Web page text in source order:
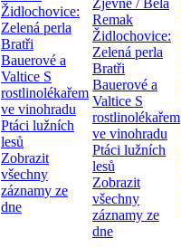
Židlochovice:
Zelená perla
Bratři
Bauerové a
Valtice S
rostlinolékařem
ve vinohradu
Ptáci lužních
lesů
Zobrazit
všechny
záznamy ze
dne
Remak
Židlochovice:
Zelená perla
Bratři
Bauerové a
Valtice S
rostlinolékařem
ve vinohradu
Ptáci lužních
lesů
Zobrazit
všechny
záznamy ze
dne